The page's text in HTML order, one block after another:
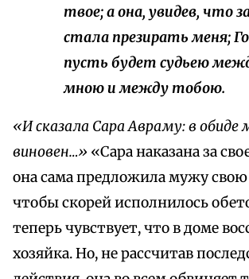
твое; а она, увидев, что
стала презирать меня;
пусть будет судьею
мною и между тобою.
«И сказала Сара Авраму: в
виновен…» «Сара наказана за
она сама предложила мужу
чтобы скорей исполнилось
теперь чувствует, что в доме
хозяйка. Но, не рассчитав